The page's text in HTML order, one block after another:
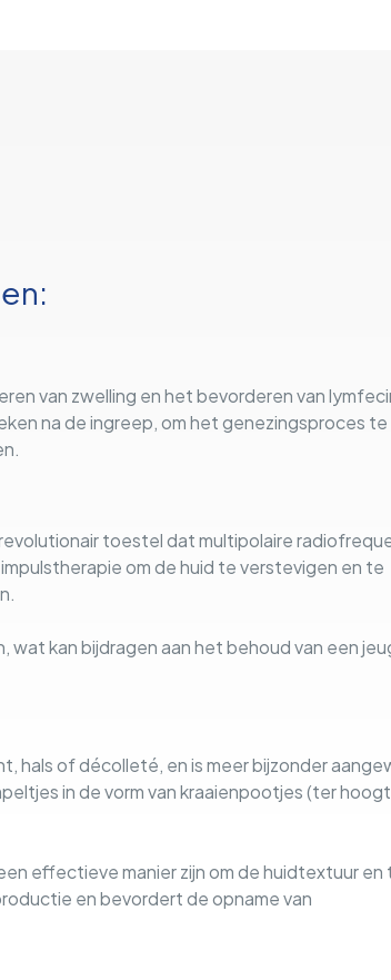
van zwelling en het bevorderen van
na de ingreep, om het genezingsproces te
toestel dat multipolaire
om de huid te verstevigen en te
kan bijdragen aan het behoud van een
hals of décolleté, en is meer bijzonder
in de vorm van kraaienpootjes (ter
effectieve manier zijn om de huidtextuur
en bevordert de opname van